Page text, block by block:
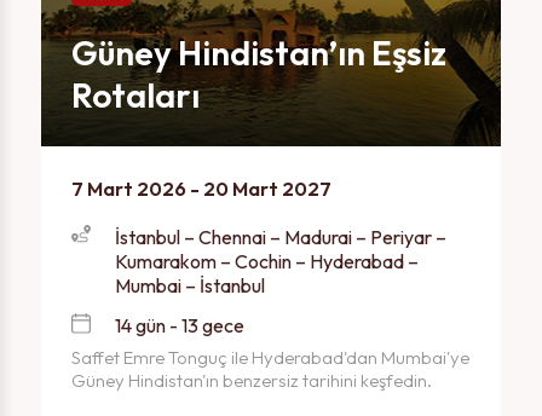
Güney Hindistan’ın Eşsiz
Rotaları
7 Mart 2026 - 20 Mart 2027
İstanbul – Chennai – Madurai – Periyar –
Kumarakom – Cochin – Hyderabad –
Mumbai – İstanbul
14 gün - 13 gece
Saffet Emre Tonguç ile Hyderabad'dan Mumbai'ye
Güney Hindistan'ın benzersiz tarihini keşfedin.